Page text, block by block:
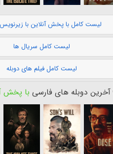
لیست کامل با پخش آنلاین با
لیست کامل سریال ها
لیست کامل فیلم های دوبله
آخرین دوبله های فارسی با پخش